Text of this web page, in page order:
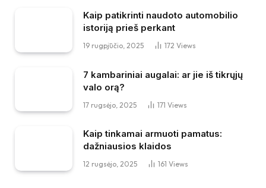
Kaip patikrinti naudoto automobilio
istoriją prieš perkant
19 rugpjūčio, 2025 172 Views
7 kambariniai augalai: ar jie iš tikrųjų
valo orą?
17 rugsėjo, 2025 171 Views
Kaip tinkamai armuoti pamatus:
dažniausios klaidos
12 rugsėjo, 2025 161 Views